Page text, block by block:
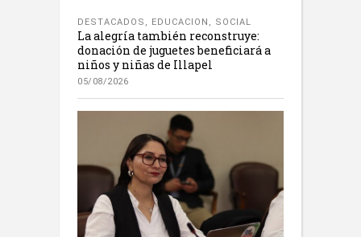
DESTACADOS , EDUCACION , SOCIAL
La alegría también reconstruye:
donación de juguetes beneficiará a
niños y niñas de Illapel
05/08/2026